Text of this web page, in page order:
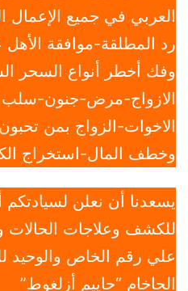
العربي في جميع الإعمال
رد المطلقة-موافقة
وفك أخطر أنواع السحر
الازواج-مرض-جنون-سلب
الاخوات-الزواج بمن
وخطف المال-استخراج
يسعدنا أن نعلن لسيادتكم
للكشف وعلاجات الحالات
علي رقم الخاص والوحيد
الحاخام “حاييم أزلغوط”